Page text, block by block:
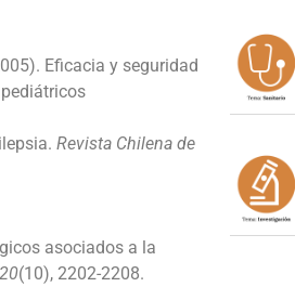
Eficacia y seguridad
Revista Chilena de
asociados a la
20(10), 2202-2208.